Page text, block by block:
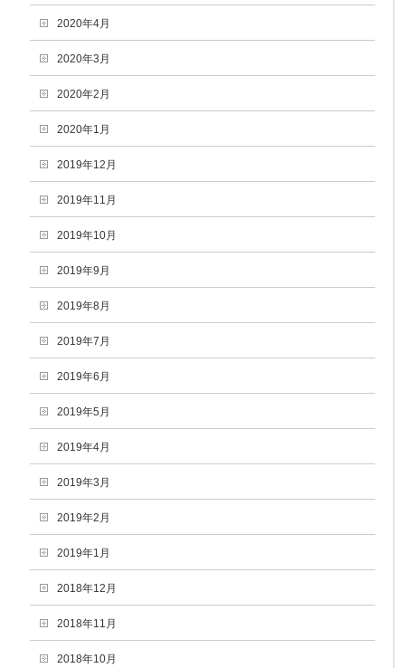
2020年4月
2020年3月
2020年2月
2020年1月
2019年12月
2019年11月
2019年10月
2019年9月
2019年8月
2019年7月
2019年6月
2019年5月
2019年4月
2019年3月
2019年2月
2019年1月
2018年12月
2018年11月
2018年10月